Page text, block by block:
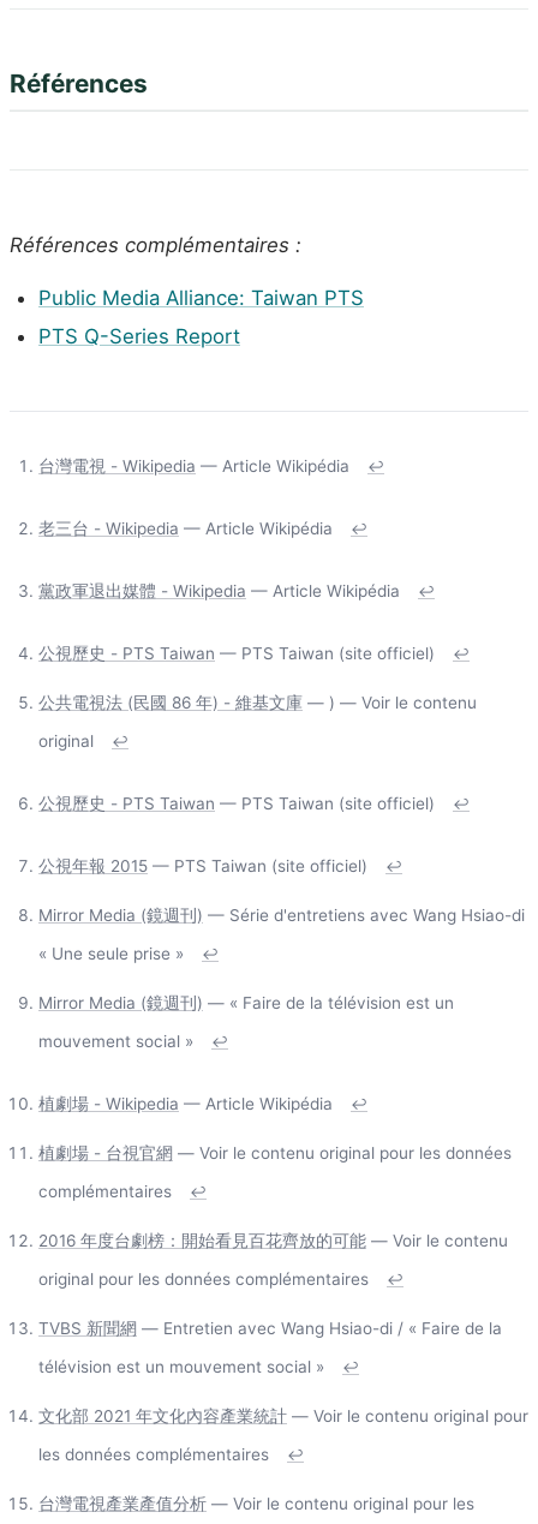
Références
Références complémentaires :
Public Media Alliance: Taiwan PTS
PTS Q-Series Report
台灣電視 - Wikipedia — Article Wikipédia ↩
老三台 - Wikipedia — Article Wikipédia ↩
黨政軍退出媒體 - Wikipedia — Article Wikipédia ↩
公視歷史 - PTS Taiwan — PTS Taiwan (site officiel) ↩
公共電視法 (民國 86 年) - 維基文庫 — ) — Voir le contenu
original
↩
公視歷史 - PTS Taiwan — PTS Taiwan (site officiel) ↩
公視年報 2015 — PTS Taiwan (site officiel) ↩
Mirror Media (鏡週刊) — Série d'entretiens avec Wang Hsiao-di
« Une seule prise »
↩
Mirror Media (鏡週刊) — « Faire de la télévision est un
mouvement social »
↩
植劇場 - Wikipedia — Article Wikipédia ↩
植劇場 - 台視官網 — Voir le contenu original pour les données
complémentaires
↩
2016 年度台劇榜：開始看見百花齊放的可能 — Voir le contenu
original pour les données complémentaires
↩
TVBS 新聞網 — Entretien avec Wang Hsiao-di / « Faire de la
télévision est un mouvement social »
↩
文化部 2021 年文化內容產業統計 — Voir le contenu original pour
les données complémentaires
↩
台灣電視產業產值分析 — Voir le contenu original pour les